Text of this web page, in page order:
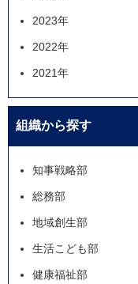
2023年
2022年
2021年
組織から探す
知事戦略部
総務部
地域創生部
生活こども部
健康福祉部